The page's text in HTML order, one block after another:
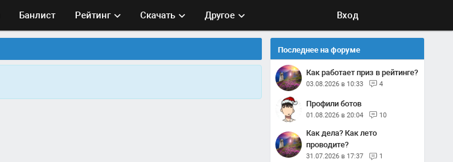
Банлист Рейтинг Скачать Другое Вход
Последнее на форуме
Как работает приз в рейтинге?
03.08.2026 в 10:33 4
Профили ботов
01.08.2026 в 20:04 10
Как дела? Как лето
проводите?
31.07.2026 в 17:37 1